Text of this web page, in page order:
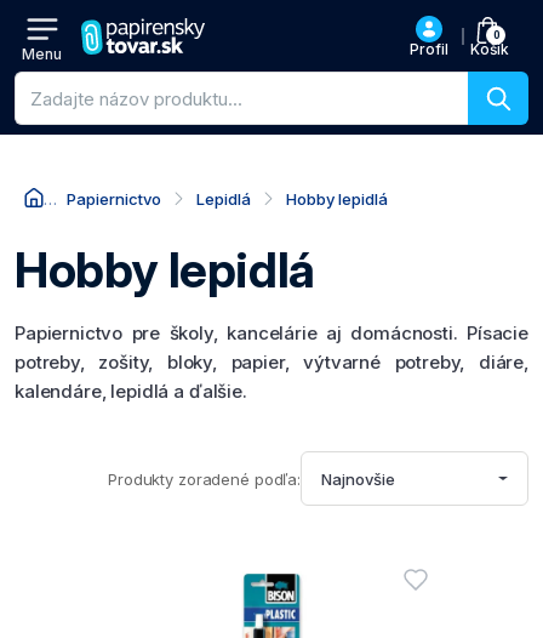
Menu Profil
0
Košík
Vyhľadávanie produktov
Papiernictvo Lepidlá Hobby lepidlá
Hobby lepidlá
Papiernictvo pre školy, kancelárie aj domácnosti. Písacie
potreby, zošity, bloky, papier, výtvarné potreby, diáre,
kalendáre, lepidlá a ďalšie.
Produkty zoradené podľa: Najnovšie